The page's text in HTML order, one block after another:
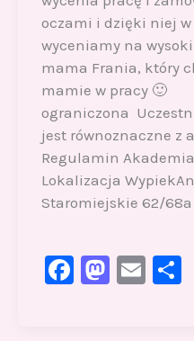
oczami i dzięki niej
wyceniamy na
mama Frania, który
mamie w pracy
ograniczona
jest równoznaczne z
Regulamin
Lokalizacja
Staromiejskie 62/68a
F
M E S